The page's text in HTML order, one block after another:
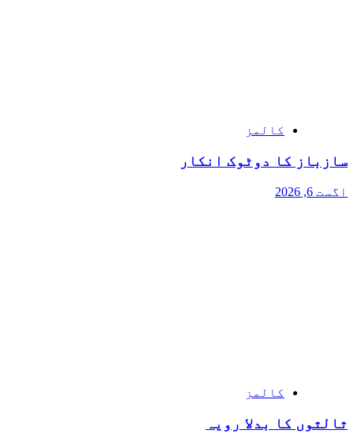
کالمز
سازباز کا دوٹوک انکار
اگست 6, 2026
کالمز
ثالثوں کا بدلا رویہ